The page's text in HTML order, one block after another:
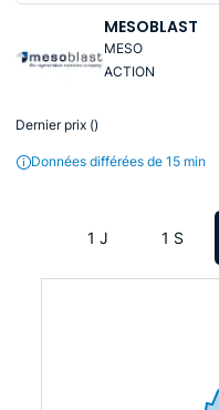
MESOBLAST
MESO
ACTION
Dernier prix ()
Données différées de 15 min
1 J 1 S